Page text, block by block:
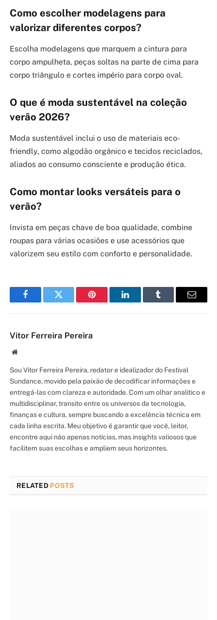
Como escolher modelagens para
valorizar diferentes corpos?
Escolha modelagens que marquem a cintura para
corpo ampulheta, peças soltas na parte de cima para
corpo triângulo e cortes império para corpo oval.
O que é moda sustentável na coleção
verão 2026?
Moda sustentável inclui o uso de materiais eco-
friendly, como algodão orgânico e tecidos reciclados,
aliados ao consumo consciente e produção ética.
Como montar looks versáteis para o
verão?
Invista em peças chave de boa qualidade, combine
roupas para várias ocasiões e use acessórios que
valorizem seu estilo com conforto e personalidade.
FacebookTwitter Pinterest LinkedInTumblr Email
Vitor Ferreira Pereira
Site/Blog
Sou Vitor Ferreira Pereira, redator e idealizador do Festival
Sundance, movido pela paixão de decodificar informações e
entregá-las com clareza e autoridade. Com um olhar analítico e
multidisciplinar, transito entre os universos da tecnologia,
finanças e cultura, sempre buscando a excelência técnica em
cada linha escrita. Meu objetivo é garantir que você, leitor,
encontre aqui não apenas notícias, mas insights valiosos que
facilitem suas escolhas e ampliem seus horizontes.
RELATED POSTS